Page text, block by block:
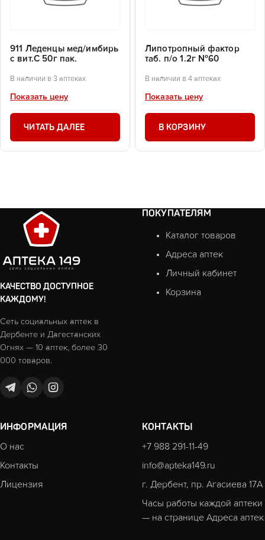
911 Леденцы мед/имбирь
с вит.С 50г пак.
В наличии в 3 аптеках
Показать цену
ЧИТАТЬ ДАЛЕЕ
Липотропный фактор
таб. п/о 1.2г №60
В наличии в 4 аптеках
Показать цену
В КОРЗИНУ
КАЧЕСТВО ДОСТУПНОЕ
КАЖДОМУ!
Сеть социальных аптек в
Дербенте и Дагестанских
Огнях — 10 аптек, более 30
000 товаров.
ПОКУПАТЕЛЯМ
Каталог товаров
Адреса аптек
Личный кабинет
Корзина
ИНФОРМАЦИЯ
О нас
Контакты
Лицензия
КОНТАКТЫ
+7 988 291-11-49
info@apteka149.ru
г. Дербент, пр. Агасиева 17А
Часы работы каждой аптеки
— на странице Адреса аптек